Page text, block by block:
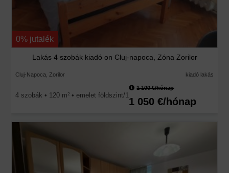
0% jutalék
Lakás 4 szobák kiadó on Cluj-napoca, Zóna Zorilor
Cluj-Napoca, Zorilor kiadó lakás
4 szobák • 120 m2 • emelet földszint/1
1 100 €/hónap
1 050 €/hónap